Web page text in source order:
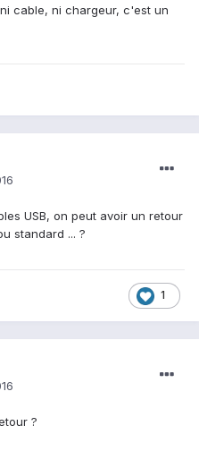
cable, ni chargeur, c'est un
USB, on peut avoir un retour
standard ... ?
1
?